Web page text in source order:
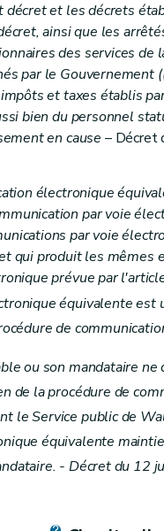
dus par le
par la Région
décret et les décrets
ainsi que les
des services
par le Gouvernement
et taxes établis
bien du personnel
en cause – Décret
électronique
par voie
par voie
qui produit les mêmes
prévue par
équivalente
de
ou son mandataire
de la procédure de
le Service public de
équivalente
- Décret du 12